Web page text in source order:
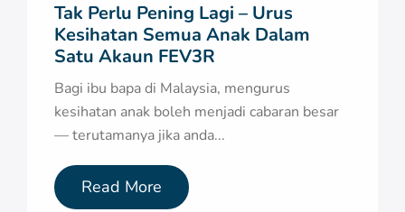
Tak Perlu Pening Lagi – Urus
Kesihatan Semua Anak Dalam
Satu Akaun FEV3R
Bagi ibu bapa di Malaysia, mengurus
kesihatan anak boleh menjadi cabaran besar
— terutamanya jika anda...
Read More